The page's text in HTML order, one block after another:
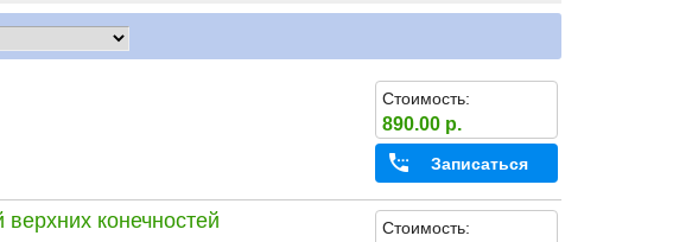
Стоимость:
890.00 р.
Записаться
конечностей Стоимость: